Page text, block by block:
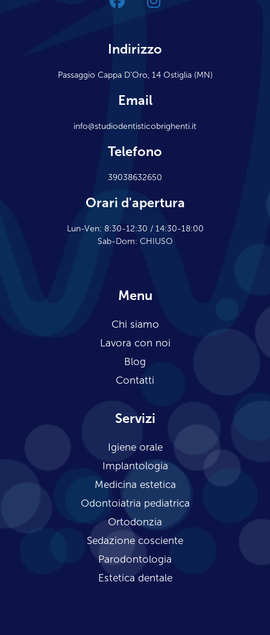
Indirizzo
Passaggio Cappa D’Oro, 14 Ostiglia (MN)
Email
info@studiodentisticobrighenti.it
Telefono
39038632650
Orari d'apertura
Lun-Ven: 8:30-12:30 / 14:30-18:00
Sab-Dom: CHIUSO
Menu
Chi siamo
Lavora con noi
Blog
Contatti
Servizi
Igiene orale
Implantologia
Medicina estetica
Odontoiatria pediatrica
Ortodonzia
Sedazione cosciente
Parodontologia
Estetica dentale